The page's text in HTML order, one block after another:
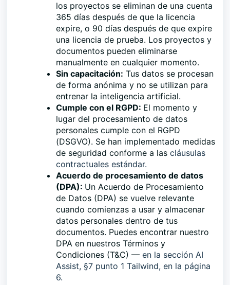
los proyectos se eliminan de una cuenta
365 días después de que la licencia
expire, o 90 días después de que expire
una licencia de prueba. Los proyectos y
documentos pueden eliminarse
manualmente en cualquier momento.
Sin capacitación: Tus datos se procesan
de forma anónima y no se utilizan para
entrenar la inteligencia artificial.
Cumple con el RGPD: El momento y
lugar del procesamiento de datos
personales cumple con el RGPD
(DSGVO). Se han implementado medidas
de seguridad conforme a las cláusulas
contractuales estándar.
Acuerdo de procesamiento de datos
(DPA): Un Acuerdo de Procesamiento
de Datos (DPA) se vuelve relevante
cuando comienzas a usar y almacenar
datos personales dentro de tus
documentos. Puedes encontrar nuestro
DPA en nuestros Términos y
Condiciones (T&C) — en la sección AI
Assist, §7 punto 1 Tailwind, en la página
6.